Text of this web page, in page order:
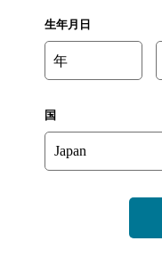
埼玉県のバー検索
生年月日
年
国